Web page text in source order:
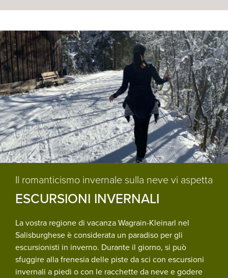
Il romanticismo invernale sulla neve vi aspetta
ESCURSIONI INVERNALI
La vostra regione di vacanza Wagrain-Kleinarl nel
Salisburghese è considerata un paradiso per gli
escursionisti in inverno. Durante il giorno, si può
sfuggire alla frenesia delle piste da sci con escursioni
invernali a piedi o con le racchette da neve e godere